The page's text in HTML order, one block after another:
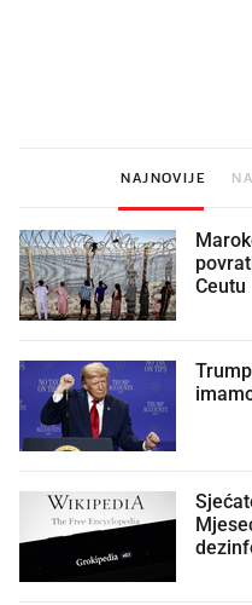
NAJNOVIJE
Ceutu